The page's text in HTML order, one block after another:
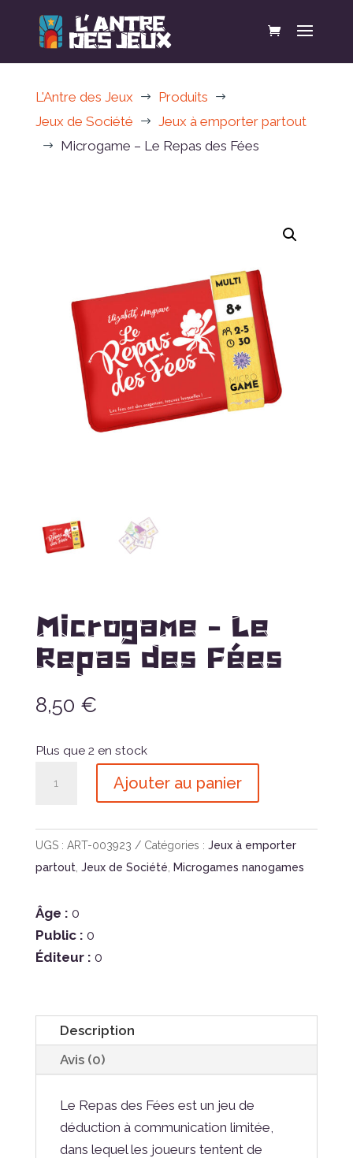
L'Antre des Jeux $ Produits $
Jeux de Société $ Jeux à emporter partout
$ Microgame – Le Repas des Fées
Microgame – Le
Repas des Fées
8,50 €
Plus que 2 en stock
-
des
Fées
Ajouter au panier
UGS : ART-003923 Catégories : Jeux à emporter
partout, Jeux de Société Microgames nanogames
Âge : 0
Public : 0
Éditeur : 0
Description
Avis (0)
Le Repas des Fées est un jeu de
déduction à communication limitée,
dans lequel les joueurs tentent de